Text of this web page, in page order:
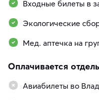
Входные билеты в
Экологические
Мед. аптечка на
Оплачивается
Авиабилеты во